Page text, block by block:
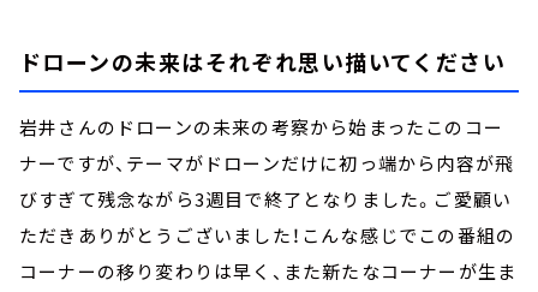
ドローンの未来はそれぞれ思い描いてください
岩井さんのドローンの未来の考察から始まったこのコー
ナーですが、テーマがドローンだけに初っ端から内容が飛
びすぎて残念ながら3週目で終了となりました。ご愛顧い
ただきありがとうございました！こんな感じでこの番組の
コーナーの移り変わりは早く、また新たなコーナーが生ま